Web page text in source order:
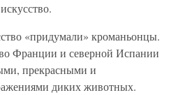
«придумали» кроманьонцы.
Франции и северной Испании
прекрасными и
диких животных.